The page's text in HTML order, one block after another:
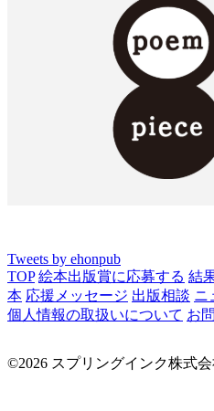
Tweets by ehonpub
TOP 絵本出版賞に応募する 結
本 応援メッセージ 出版相談 ニ
個人情報の取扱いについて お
©2026 スプリングインク株式会